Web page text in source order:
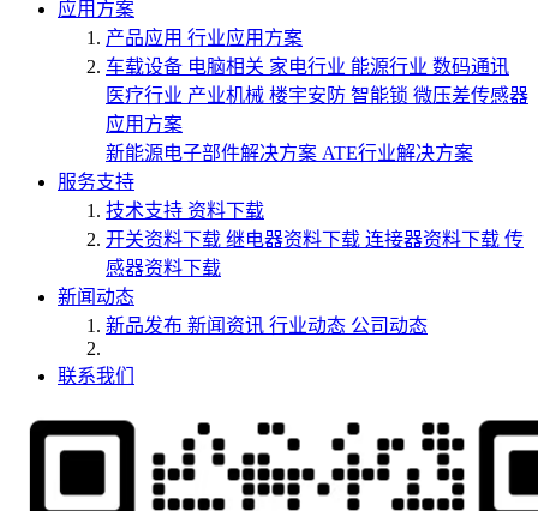
应用方案
产品应用 行业应用方案
车载设备 电脑相关 家电行业 能源行业 数码通讯
医疗行业 产业机械 楼宇安防 智能锁 微压差传感器
应用方案
新能源电子部件解决方案 ATE行业解决方案
服务支持
技术支持 资料下载
开关资料下载 继电器资料下载 连接器资料下载 传
感器资料下载
新闻动态
新品发布 新闻资讯 行业动态 公司动态
联系我们